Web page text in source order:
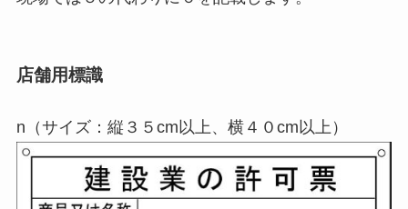
店舗用標識
n（サイズ：縦３５cm以上、横４０cm以上）